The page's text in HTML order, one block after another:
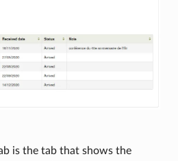
is the tab that shows the